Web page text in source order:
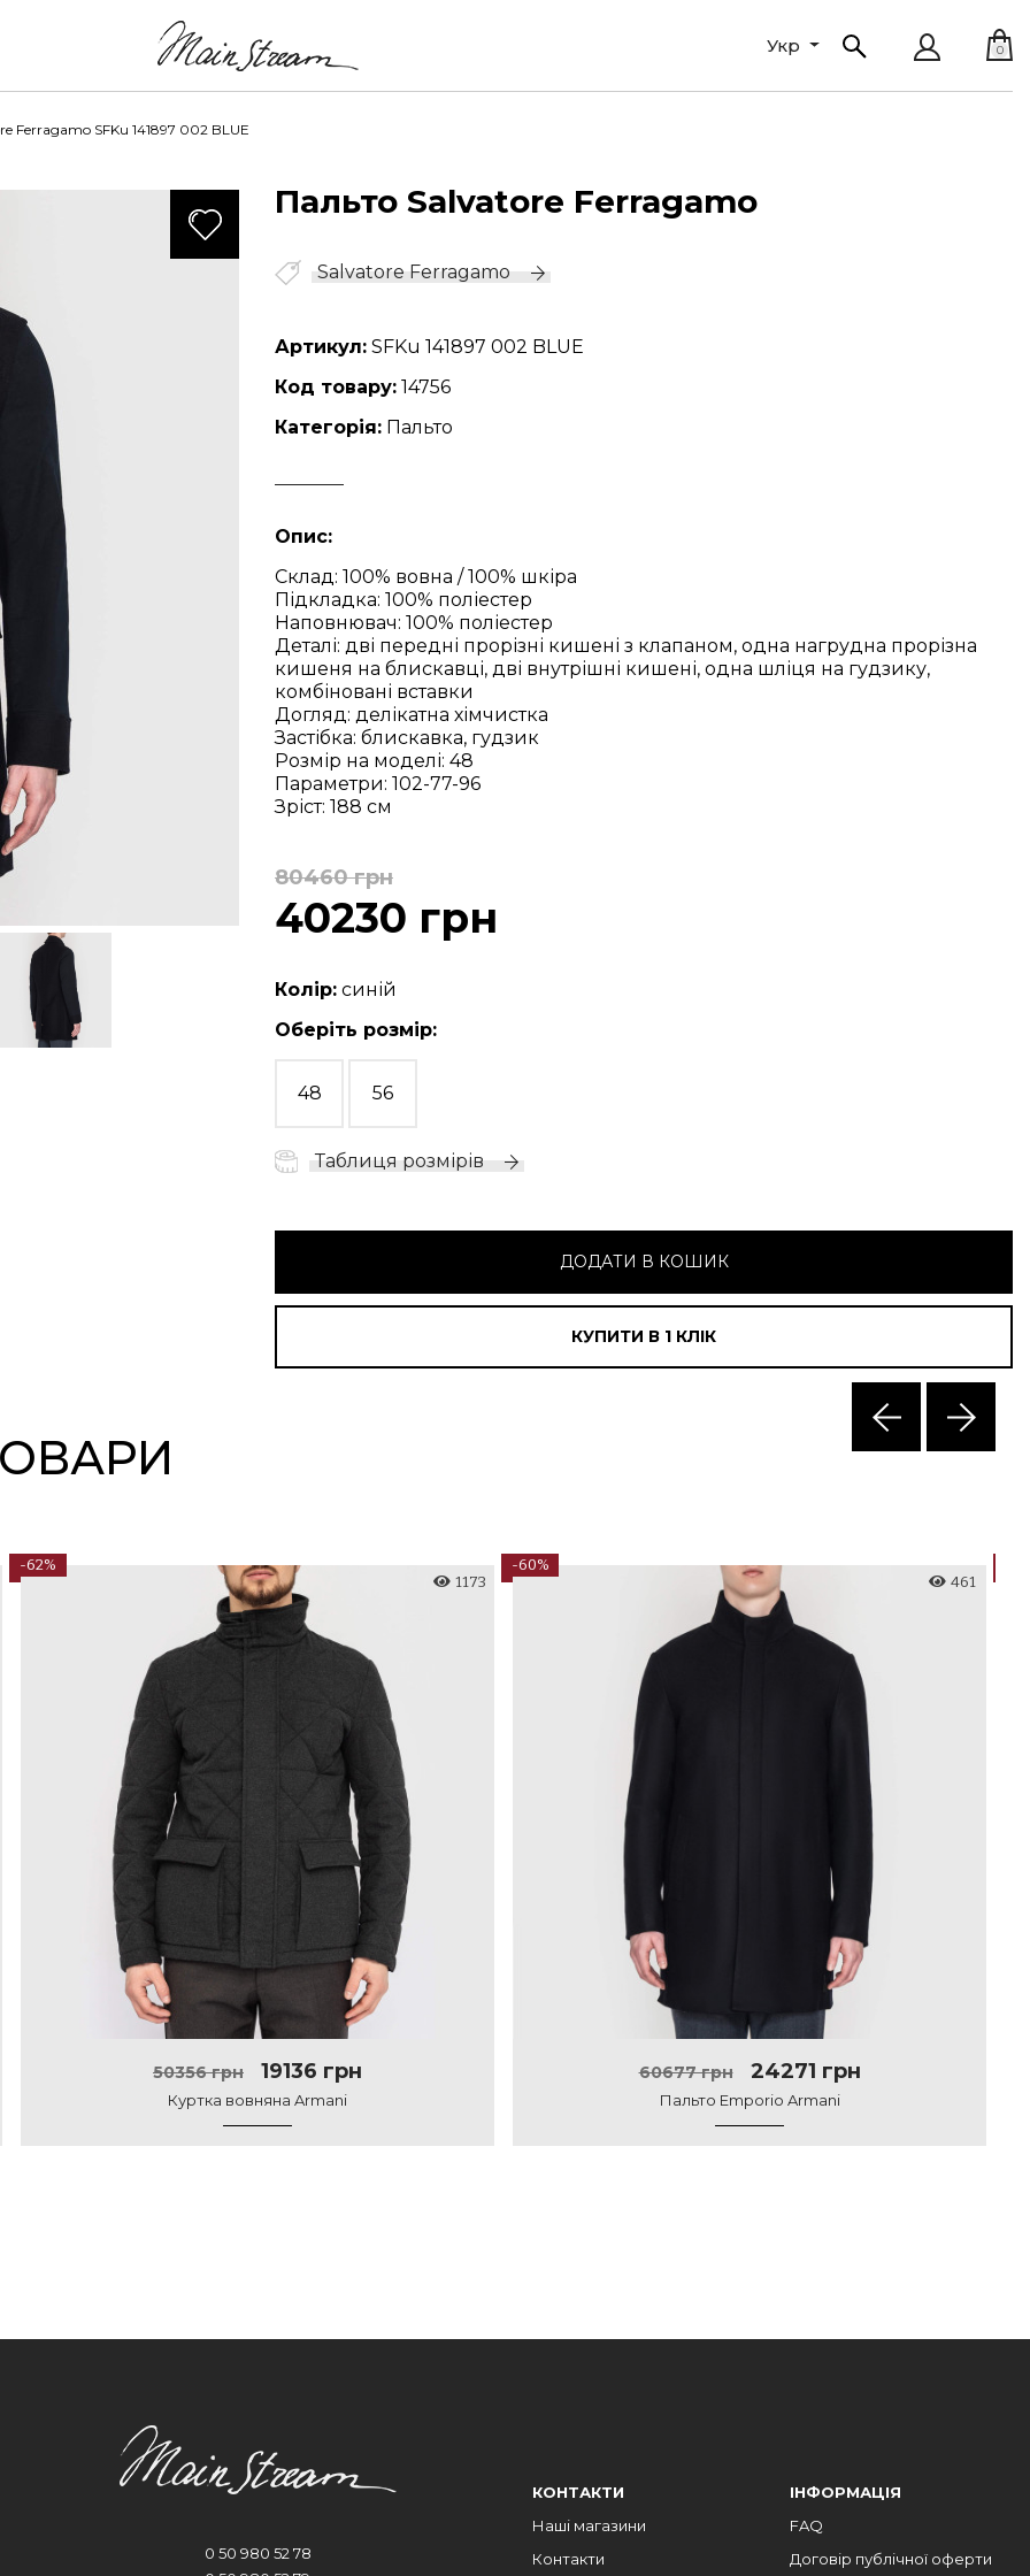
Укр 0
Ferragamo SFKu 141897 002 BLUE
Пальто Salvatore Ferragamo
Salvatore Ferragamo
Артикул: SFKu 141897 002 BLUE
Код товару: 14756
Категорія: Пальто
Опис:
Склад: 100% вовна / 100% шкіра
Підкладка: 100% поліестер
Наповнювач: 100% поліестер
Деталі: дві передні прорізні кишені з клапаном, одна нагрудна прорізна
кишеня на блискавці, дві внутрішні кишені, одна шліця на гудзику,
комбіновані вставки
Догляд: делікатна хімчистка
Застібка: блискавка, гудзик
Розмір на моделі: 48
Параметри: 102-77-96
Зріст: 188 см
579
80460 грн
40230 грн
Колір: синій
Оберіть розмір:
48 56
Таблиця розмірів
ДОДАТИ В КОШИК
КУПИТИ В 1 КЛIК
-62%
50356 грн 19136 грн
Куртка вовняна Armani
1173
-60%
60677 грн 24271 грн
Пальто Emporio Armani
461
0 50 980 52 78
КОНТАКТИ
Наші магазини
Контакти
ІНФОРМАЦІЯ
FAQ
Договір публічної оферти